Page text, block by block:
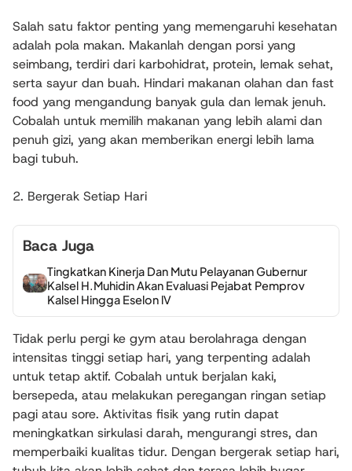
Salah satu faktor penting yang memengaruhi kesehatan
adalah pola makan. Makanlah dengan porsi yang
seimbang, terdiri dari karbohidrat, protein, lemak sehat,
serta sayur dan buah. Hindari makanan olahan dan fast
food yang mengandung banyak gula dan lemak jenuh.
Cobalah untuk memilih makanan yang lebih alami dan
penuh gizi, yang akan memberikan energi lebih lama
bagi tubuh.
2. Bergerak Setiap Hari
Baca Juga
Tingkatkan Kinerja Dan Mutu Pelayanan Gubernur
Kalsel H.Muhidin Akan Evaluasi Pejabat Pemprov
Kalsel Hingga Eselon lV
Tidak perlu pergi ke gym atau berolahraga dengan
intensitas tinggi setiap hari, yang terpenting adalah
untuk tetap aktif. Cobalah untuk berjalan kaki,
bersepeda, atau melakukan peregangan ringan setiap
pagi atau sore. Aktivitas fisik yang rutin dapat
meningkatkan sirkulasi darah, mengurangi stres, dan
memperbaiki kualitas tidur. Dengan bergerak setiap hari,